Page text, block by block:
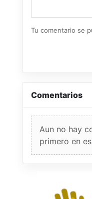
Tu comentario se
Comentarios
Aun no hay
primero en